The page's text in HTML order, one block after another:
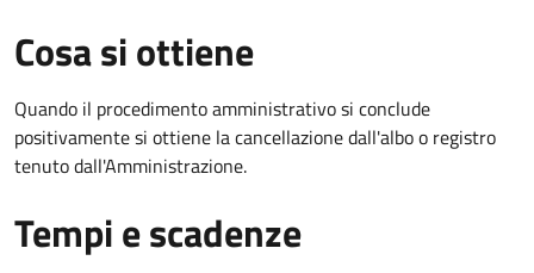
Cosa si ottiene
Quando il procedimento amministrativo si conclude
positivamente si ottiene la cancellazione dall'albo o registro
tenuto dall'Amministrazione.
Tempi e scadenze